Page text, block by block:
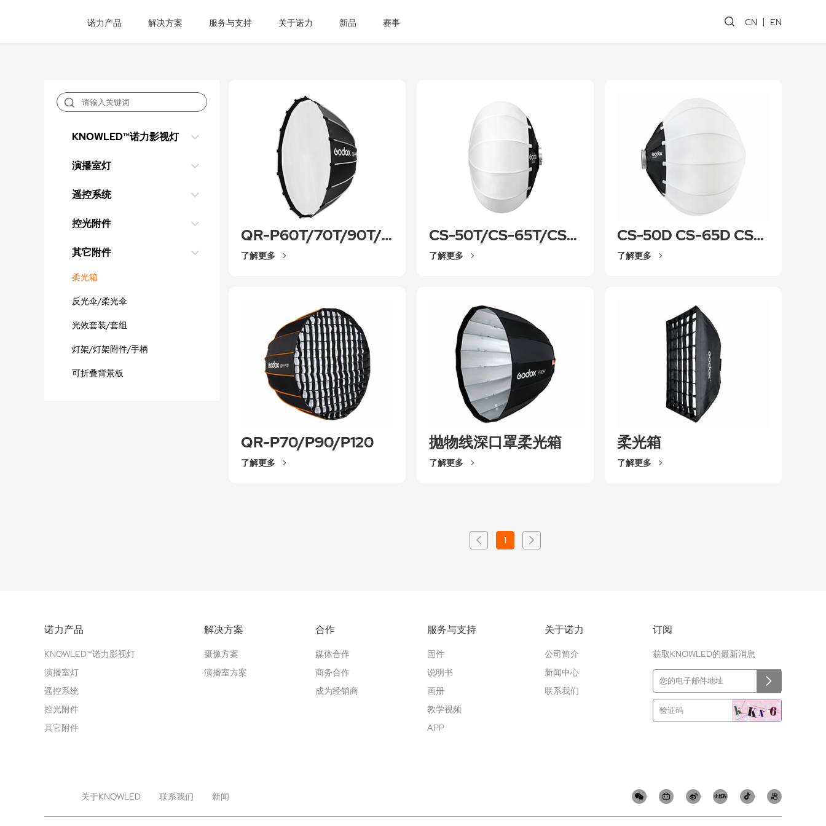
诺力产品 解决方案 服务与支持 关于诺力 新品 赛事 CN EN
KNOWLED™诺力影视灯
演播室灯
遥控系统
控光附件
其它附件
柔光箱
反光伞/柔光伞
光效套装/套组
灯架/灯架附件/手柄
可折叠背景板
QR-P60T/70T/90T/120T/150T
了解更多
CS-50T/CS-65T/CS-85T
了解更多
CS-50D CS-65D CS-85D
了解更多
QR-P70/P90/P120
了解更多
抛物线深口罩柔光箱
了解更多
柔光箱
了解更多
1
诺力产品
KNOWLED™诺力影视灯
演播室灯
遥控系统
控光附件
其它附件
解决方案
摄像方案
演播室方案
合作
媒体合作
商务合作
成为经销商
服务与支持
固件
说明书
画册
教学视频
APP
关于诺力
公司简介
新闻中心
联系我们
订阅
获取KNOWLED的最新消息
关于KNOWLED 联系我们 新闻